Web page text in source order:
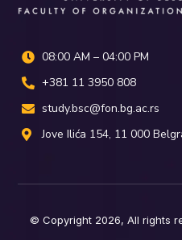
08:00 AM – 04:00 PM
+381 11 3950 808
study.bsc@fon.bg.ac.rs
Јove Ilića 154, 11 000
© Copyright 2026, All rights